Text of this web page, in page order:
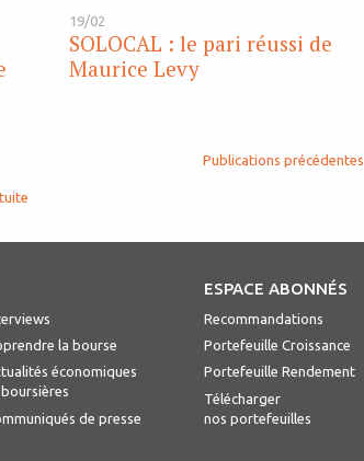
19/02
SOLOCAL : le pari réussi de
Maurice Levy
Publications précédentes
la bourse
économiques
de presse
ESPACE ABONNÉS
Recommandations
Portefeuille Croissance
Portefeuille Rendement
Télécharger
nos portefeuilles